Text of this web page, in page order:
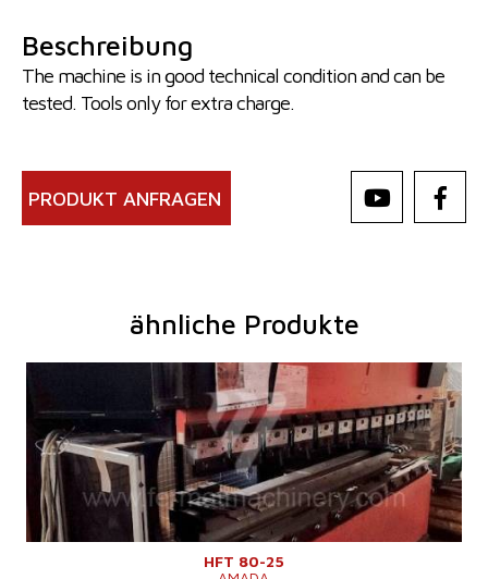
Beschreibung
The machine is in good technical condition and can be
tested. Tools only for extra charge.
PRODUKT ANFRAGEN
ähnliche Produkte
2001
ja
Druckleistung
80 t
Abkantlänge
2620 mm
Anzahl der Achsen
4
Lower Ausgleichsbewegung
Stößelhub
200 mm
Maschinengewicht
5750 kg
HFT 80-25